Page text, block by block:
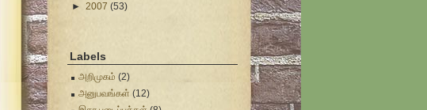
► 2007 (53)
Labels
அறிமுகம் (2)
அனுபவங்கள் (12)